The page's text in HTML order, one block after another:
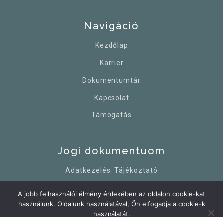
Navigáció
Kezdőlap
Karrier
Dokumentumtár
Kapcsolat
Támogatás
Jogi dokumentuom
Adatkezelési Tájékoztató
Cookie Tájékoztató
A jobb felhasználói élmény érdekében az oldalon cookie-kat
használunk. Oldalunk használatával, Ön elfogadja a cookie-k
használatát.